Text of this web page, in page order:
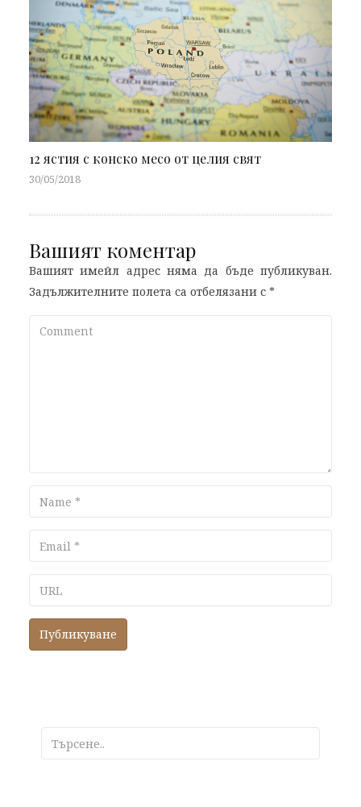
12 ястия с конско месо от целия свят
30/05/2018
Вашият коментар
Вашият имейл адрес няма да бъде публикуван.
Задължителните полета са отбелязани с *
Comment
Name
Email
URL